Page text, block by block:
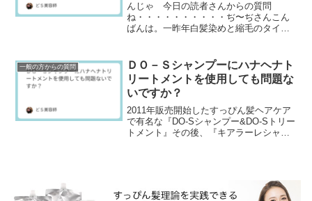
んじゃ 今日の読者さんからの質問
ね・・・・・・・・・・ぢ〜ぢさんこん
ばんは。一昨年白髪染めと縮毛のタイミ
いたように、縮毛...
一般の方からの質問
ＤＯ－Ｓシャンプーにハナヘナト
リートメントを使用しても問題な
いですか？
2011年販売開始したすっぴん髪ヘアケア
で有名な『DO-Sシャンプー&DO-Sトリー
トメント』その後、『キアラーレシャン